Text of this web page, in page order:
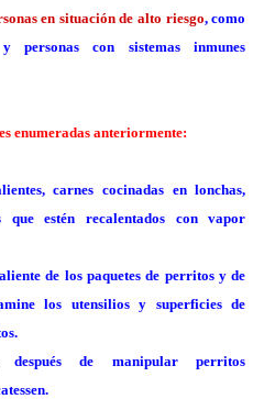
en situación de alto riesgo, como
personas con sistemas inmunes
enumeradas anteriormente:
carnes cocinadas en lonchas,
que estén recalentados con vapor
de los paquetes de perritos y de
los utensilios y superficies de
de manipular perritos